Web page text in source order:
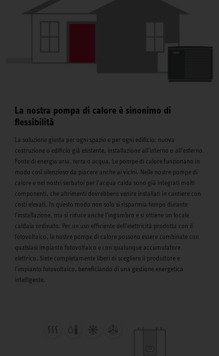
La nostra pompa di calore è sinonimo di
flessibilità
La soluzione giusta per ogni spazio e per ogni edificio: nuova
costruzione o edificio già esistente, installazione all'interno o all'esterno.
Fonte di energia aria, terra o acqua. Le pompe di calore funzionano in
modo così silenzioso da piacere anche ai vicini. Nelle nostre pompe di
calore e nei nostri serbatoi per l'acqua calda sono già integrati molti
componenti, che altrimenti dovrebbero venire installati in cantiere con
costi elevati. In questo modo non solo si risparmia tempo durante
l'installazione, ma si riduce anche l'ingombro e si ottiene un locale
caldaia ordinato. Per un uso efficiente dell'elettricità prodotta con il
fotovoltaico, le nostre pompe di calore possono essere combinate con
qualsiasi impianto fotovoltaico e con qualunque accumulatore
elettrico. Siete completamente liberi di scegliere il produttore e
l'impianto fotovoltaico, beneficiando di una gestione energetica
intelligente.